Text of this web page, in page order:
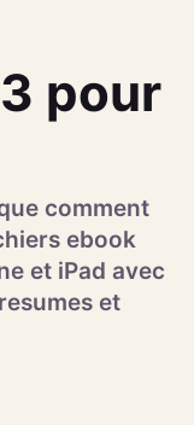
pour
comment
ebook
et iPad avec
et